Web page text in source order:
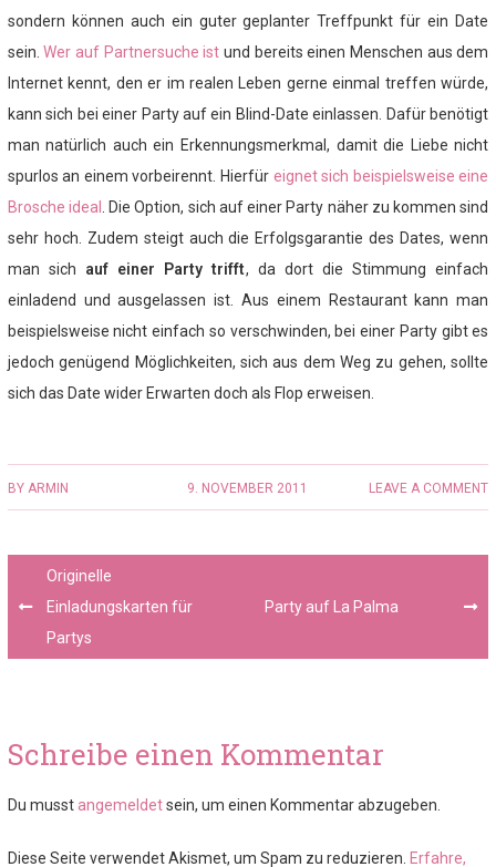
sondern können auch ein guter geplanter Treffpunkt für ein Date
sein.Wer auf Partnersuche ist und bereits einen Menschen aus dem
Internet kennt, den er im realen Leben gerne einmal treffen würde,
kann sich bei einer Party auf ein Blind-Date einlassen. Dafür benötigt
man natürlich auch ein Erkennungsmerkmal, damit die Liebe nicht
spurlos an einem vorbeirennt. Hierfür eignet sich beispielsweise eine
Brosche ideal
. Die Option, sich auf einer Party näher zu kommen sind
sehr hoch. Zudem steigt auch die Erfolgsgarantie des Dates, wenn
man sich auf einer Party trifft, da dort die Stimmung einfach
einladend und ausgelassen ist. Aus einem Restaurant kann man
beispielsweise nicht einfach so verschwinden, bei einer Party gibt es
jedoch genügend Möglichkeiten, sich aus dem Weg zu gehen, sollte
sich das Date wider Erwarten doch als Flop erweisen.
BY ARMIN 9. NOVEMBER 2011 LEAVE A COMMENT
Post
navigation
Originelle
Einladungskarten für
Partys
Party auf La Palma
Schreibe einen Kommentar
Du musst angemeldetsein, um einen Kommentar abzugeben.
Diese Seite verwendet Akismet, um Spam zu reduzieren. Erfahre,